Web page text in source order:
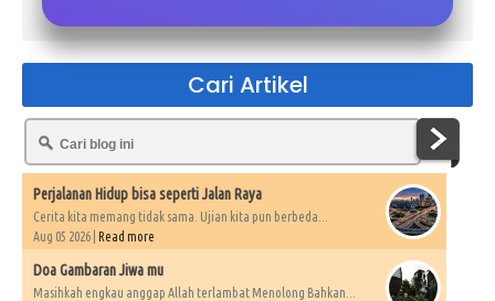
Cari Artikel
Perjalanan Hidup bisa seperti Jalan Raya
Cerita kita memang tidak sama. Ujian kita pun berbeda...
Aug 05 2026 | Read more
Doa Gambaran Jiwa mu
Masihkah engkau anggap Allah terlambat Menolong Bahkan...